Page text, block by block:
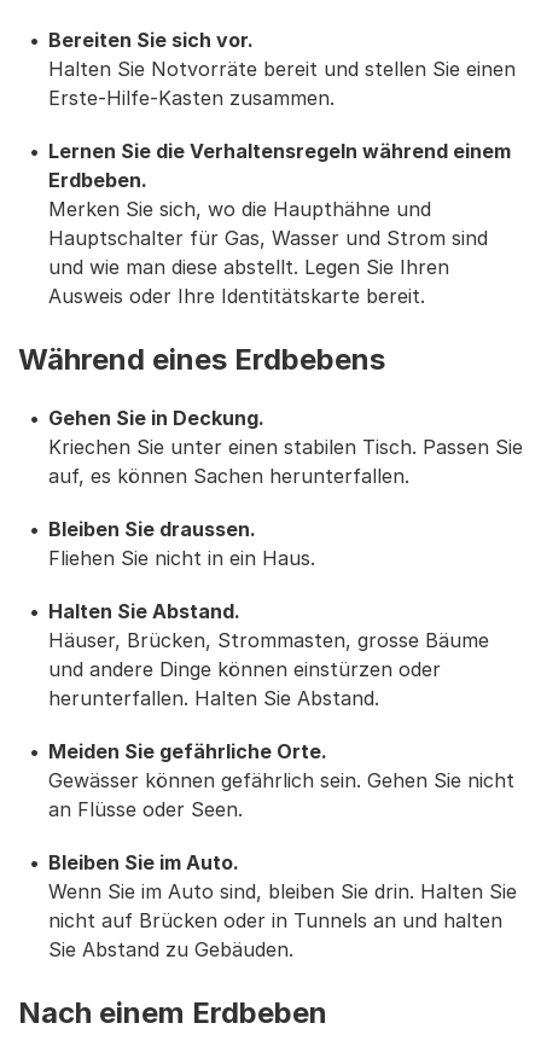
Bereiten Sie sich vor.
Halten Sie Notvorräte bereit und stellen Sie einen
Erste-Hilfe-Kasten zusammen.
Lernen Sie die Verhaltensregeln während einem
Erdbeben.
Merken Sie sich, wo die Haupthähne und
Hauptschalter für Gas, Wasser und Strom sind
und wie man diese abstellt. Legen Sie Ihren
Ausweis oder Ihre Identitätskarte bereit.
Während eines Erdbebens
Gehen Sie in Deckung.
Kriechen Sie unter einen stabilen Tisch. Passen Sie
auf, es können Sachen herunterfallen.
Bleiben Sie draussen.
Fliehen Sie nicht in ein Haus.
Halten Sie Abstand.
Häuser, Brücken, Strommasten, grosse Bäume
und andere Dinge können einstürzen oder
herunterfallen. Halten Sie Abstand.
Meiden Sie gefährliche Orte.
Gewässer können gefährlich sein. Gehen Sie nicht
an Flüsse oder Seen.
Bleiben Sie im Auto.
Wenn Sie im Auto sind, bleiben Sie drin. Halten Sie
nicht auf Brücken oder in Tunnels an und halten
Sie Abstand zu Gebäuden.
Nach einem Erdbeben